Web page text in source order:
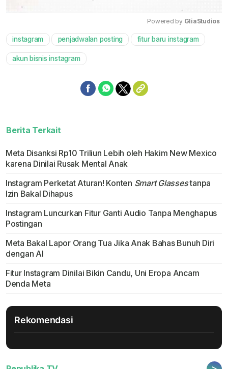
Mute
Powered by GliaStudios
instagram penjadwalan posting fitur baru instagram
akun bisnis instagram
Berita Terkait
Meta Disanksi Rp10 Triliun Lebih oleh Hakim New Mexico
karena Dinilai Rusak Mental Anak
Instagram Perketat Aturan! Konten Smart Glassestanpa
Izin Bakal Dihapus
Instagram Luncurkan Fitur Ganti Audio Tanpa Menghapus
Postingan
Meta Bakal Lapor Orang Tua Jika Anak Bahas Bunuh Diri
dengan AI
Fitur Instagram Dinilai Bikin Candu, Uni Eropa Ancam
Denda Meta
Rekomendasi